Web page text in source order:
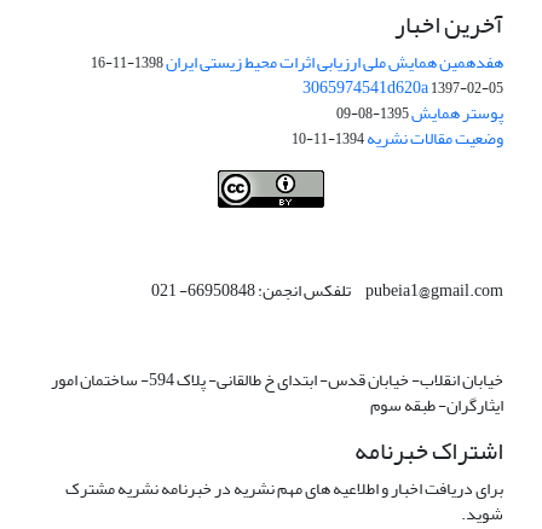
آخرین اخبار
هفدهمین همایش ملی ارزیابی اثرات محیط زیستی ایران1398-11-16
3065974541d620a1397-02-05
پوستر همایش1395-08-09
وضعیت مقالات نشریه1394-11-10
pubeia1@gmail.com تلفکس انجمن: 66950848- 021
خیابان انقلاب- خیابان قدس- ابتدای خ طالقانی- پلاک 594- ساختمان امور
ایثارگران- طبقه سوم
اشتراک خبرنامه
برای دریافت اخبار و اطلاعیه های مهم نشریه در خبرنامه نشریه مشترک
شوید.